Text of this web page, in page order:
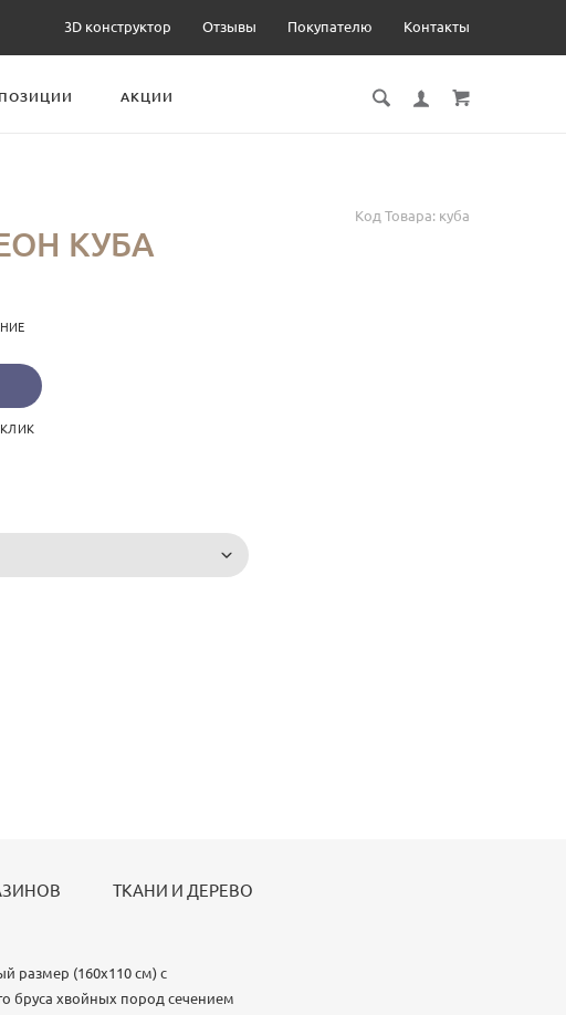
3D конструктор Отзывы Покупателю Контакты
АКЦИИ
Код Товара: куба
КУБА
ТКАНИ И ДЕРЕВО
размер (160х110 см) с
бруса хвойных пород сечением